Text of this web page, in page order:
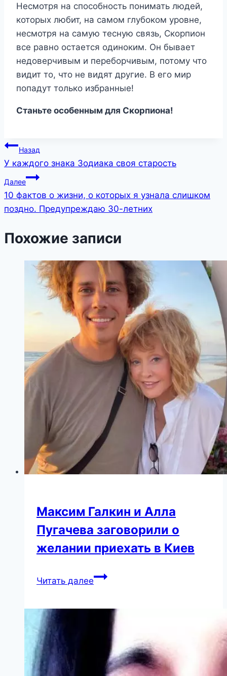
Несмотря на способность понимать людей,
которых любит, на самом глубоком уровне,
несмотря на самую тесную связь, Скорпион
все равно остается одиноким. Он бывает
недоверчивым и переборчивым, потому что
видит то, что не видят другие. В его мир
попадут только избранные!
Станьте особенным для Скорпиона!
Навигация
по
записям
Назад
У каждого знака Зодиака своя старость
Далее
10 фактов о жизни, о которых я узнала слишком
поздно. Предупреждаю 30-летних
Похожие записи
Максим Галкин и Алла
Пугачева заговорили о
желании приехать в Киев
Читать далееМаксим
Пугачева
заговорили
желании